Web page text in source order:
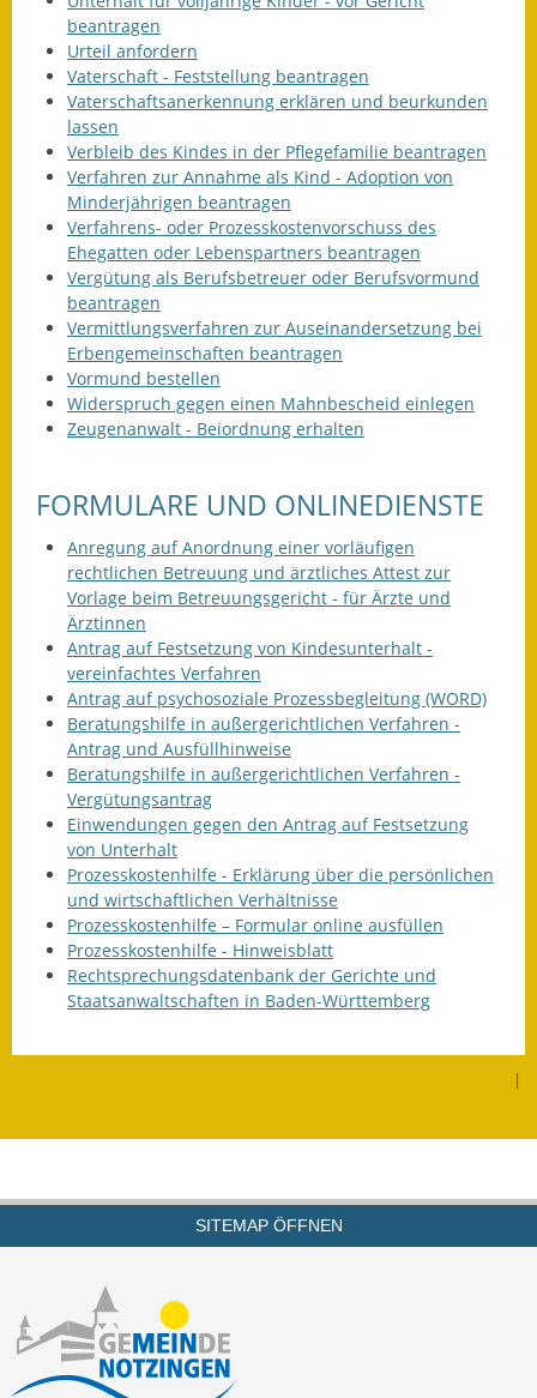
Gemeindehalle und
Bürgerhaus
Grundschule &
Kernzeitbetreuung
Integration und Asyl
Kinderbetreuung
Nahverkehr
Breitbandausbau
Klimaschutzagentur
Feuerwehr
Freizeit- & Sportstätten
Gesundheit & Soziales
Kirchen
Termine &
Veranstaltungen
Vereine
beantragen
Urteil anfordern
Vaterschaft - Feststellung beantragen
Vaterschaftsanerkennung erklären und beurkunden
lassen
Verbleib des Kindes in der Pflegefamilie beantragen
Verfahren zur Annahme als Kind - Adoption von
Minderjährigen beantragen
Verfahrens- oder Prozesskostenvorschuss des
Ehegatten oder Lebenspartners beantragen
Vergütung als Berufsbetreuer oder Berufsvormund
beantragen
Vermittlungsverfahren zur Auseinandersetzung bei
Erbengemeinschaften beantragen
Vormund bestellen
Widerspruch gegen einen Mahnbescheid einlegen
Zeugenanwalt - Beiordnung erhalten
FORMULARE UND ONLINEDIENSTE
Anregung auf Anordnung einer vorläufigen
rechtlichen Betreuung und ärztliches Attest zur
Vorlage beim Betreuungsgericht - für Ärzte und
Ärztinnen
Antrag auf Festsetzung von Kindesunterhalt -
vereinfachtes Verfahren
Antrag auf psychosoziale Prozessbegleitung (WORD)
Beratungshilfe in außergerichtlichen Verfahren -
Antrag und Ausfüllhinweise
Beratungshilfe in außergerichtlichen Verfahren -
Vergütungsantrag
Einwendungen gegen den Antrag auf Festsetzung
von Unterhalt
Prozesskostenhilfe - Erklärung über die persönlichen
und wirtschaftlichen Verhältnisse
Prozesskosten­hilfe – Formular online ausfüllen
Prozesskostenhilfe - Hinweisblatt
Rechtsprechungsdatenbank der Gerichte und
Staatsanwaltschaften in Baden-Württemberg
|
SITEMAP ÖFFNEN